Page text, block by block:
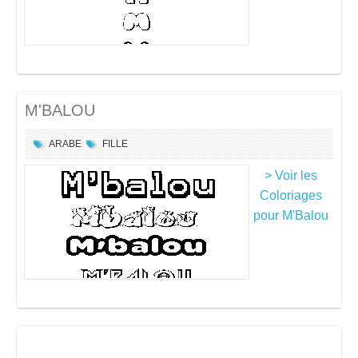
M'BALOU
ARABE FILLE
> Voir les
Coloriages
pour M'Balou